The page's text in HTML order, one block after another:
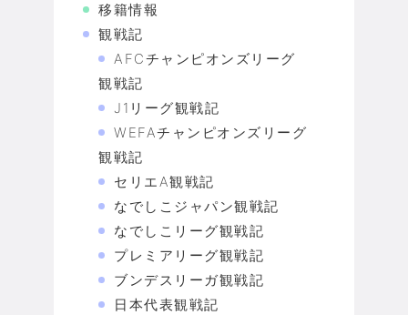
移籍情報
観戦記
AFCチャンピオンズリーグ
観戦記
J1リーグ観戦記
WEFAチャンピオンズリーグ
観戦記
セリエA観戦記
なでしこジャパン観戦記
なでしこリーグ観戦記
プレミアリーグ観戦記
ブンデスリーガ観戦記
日本代表観戦記